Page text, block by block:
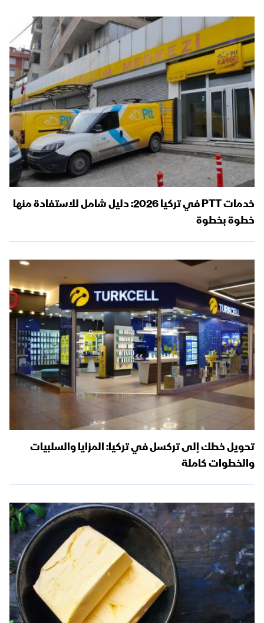
خدمات PTT في تركيا 2026: دليل شامل للاستفادة منها
خطوة بخطوة
تحويل خطك إلى تركسل في تركيا: المزايا والسلبيات
والخطوات كاملة